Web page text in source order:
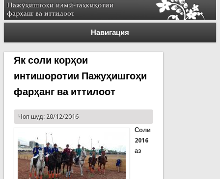
Навигация
Як соли корҳои
интишоротии Пажуҳишгоҳи
фарҳанг ва иттилоот
Чоп шуд: 20/12/2016
Соли
2016
аз